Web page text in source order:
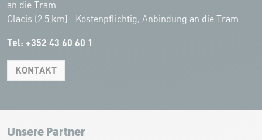
an die Tram.
Glacis (2.5 km) : Kostenpflichtig, Anbindung an die Tram.
Tel: +352 43 60 60 1
KONTAKT
+
−
Leaflet|Map tiles by Carto, under CC BY 3.0. Data by OpenStreetMap, under
Unsere Partner